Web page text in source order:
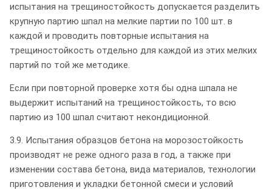
испытания на трещиностойкость допускается разделить
крупную партию шпал на мелкие партии по 100 шт. в
каждой и проводить повторные испытания на
трещиностойкость отдельно для каждой из этих мелких
партий по той же методике.
Если при повторной проверке хотя бы одна шпала не
выдержит испытаний на трещиностойкость, то всю
партию из 100 шпал считают некондиционной.
3.9. Испытания образцов бетона на морозостойкость
производят не реже одного раза в год, а также при
изменении состава бетона, вида материалов, технологии
приготовления и укладки бетонной смеси и условий